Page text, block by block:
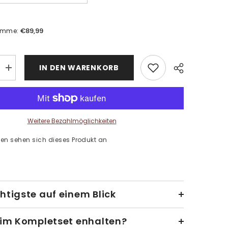
€89,99
Menge
erhöhen
für
Zahlen
life-
IN DEN WARENKORB
Weitere Bezahlmöglichkeiten
sehen sich dieses Produkt an
auf einem Blick
Kompletset enhalten?